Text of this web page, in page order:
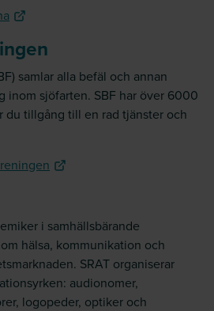
samlar alla befäl och annan
inom sjöfarten. SBF har över 6000
du tillgång till en rad tjänster och
i samhällsbärande
hälsa, kommunikation och
SRAT organiserar
audionomer,
logopeder, optiker och